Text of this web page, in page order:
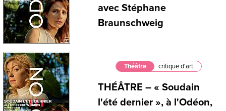
avec Stéphane
Braunschweig
Théâtre critique d'art
THÉÂTRE – « Soudain
l'été dernier », à l'Odéon,